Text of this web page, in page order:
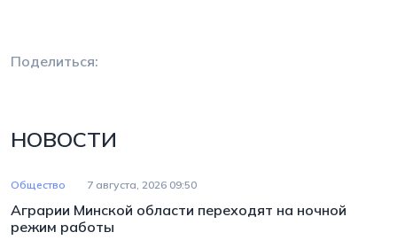
Поделиться:
НОВОСТИ
Общество 7 августа, 2026 09:50
Аграрии Минской области переходят на ночной
режим работы